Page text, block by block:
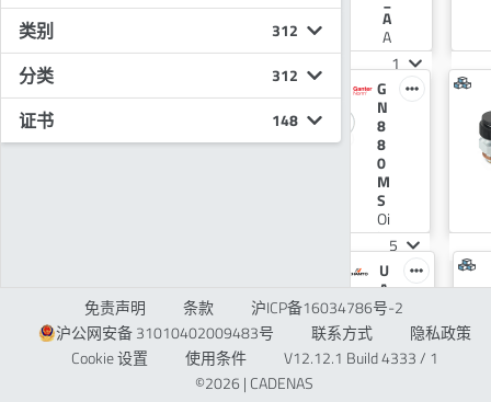
类别 312
分类 312
证书 148
排
阀
A
A
u
t
o
D
r
a
i
n
V
a
v
e
1
T
v
a
v
G
N
8
8
0
M
S
Oi
l
dr
ai
n
v
v
e
5
8
8
0
S
U
A
D
排
免责声明 条款
沪ICP备16034786号-2
沪公网安备 31010402009483号
联系方式
隐私政策
Cookie 设置
使用条件
V12.12.1 Build 4333 / 1
©2026 | CADENAS